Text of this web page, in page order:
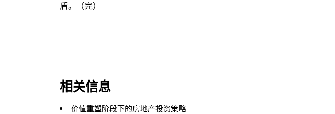
盾。（完）
相关信息
价值重塑阶段下的房地产投资策略